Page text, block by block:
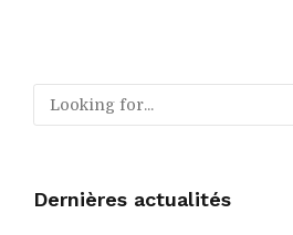
Dernières actualités